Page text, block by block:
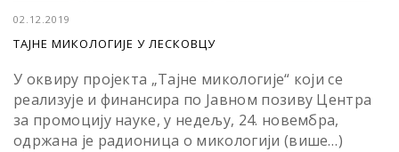
02.12.2019
ТАЈНЕ МИКОЛОГИЈЕ У ЛЕСКОВЦУ
У оквиру пројекта „Тајне микологије“ који се
реализује и финансира по Јавном позиву Центра
за промоцију науке, у недељу, 24. новембра,
одржана је радионица о микологији (више…)